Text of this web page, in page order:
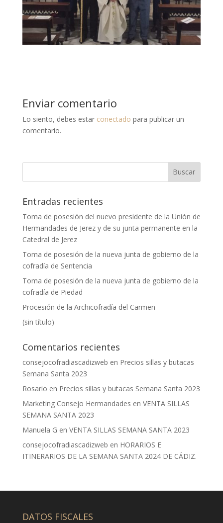
Enviar comentario
Lo siento, debes estar conectado para publicar un
comentario.
Entradas recientes
Toma de posesión del nuevo presidente de la Unión de
Hermandades de Jerez y de su junta permanente en la
Catedral de Jerez
Toma de posesión de la nueva junta de gobierno de la
cofradía de Sentencia
Toma de posesión de la nueva junta de gobierno de la
cofradía de Piedad
Procesión de la Archicofradía del Carmen
(sin título)
Comentarios recientes
consejocofradiascadizweb en Precios sillas y butacas
Semana Santa 2023
Rosario en Precios sillas y butacas Semana Santa 2023
Marketing Consejo Hermandades en VENTA SILLAS
SEMANA SANTA 2023
Manuela G en VENTA SILLAS SEMANA SANTA 2023
consejocofradiascadizweb en HORARIOS E
ITINERARIOS DE LA SEMANA SANTA 2024 DE CÁDIZ.
DATOS FISCALES